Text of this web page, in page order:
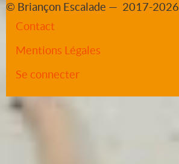
© Briançon Escalade — 2017-2026
Contact
Mentions Légales
Se connecter